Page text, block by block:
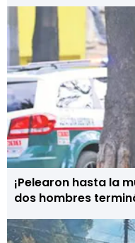
¡Pelearon hasta la
dos hombres